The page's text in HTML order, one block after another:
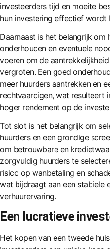
investeerders tijd en moeite
hun investering effectief wordt
Daarnaast is het belangrijk om
onderhouden en eventuele
voeren om de
vergroten. Een goed
meer huurders aantrekken en
rechtvaardigen, wat resulteert
hoger rendement op de
Tot slot is het belangrijk om
huurders en een grondige
om betrouwbare en
zorgvuldig huurders te
risico op wanbetaling en
wat bijdraagt ​​aan een stabiele
verhuurervaring.
Een lucratieve
Het kopen van een tweede